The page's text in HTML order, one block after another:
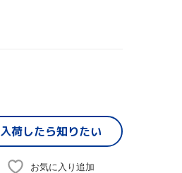
入荷したら知りたい
お気に入り追加